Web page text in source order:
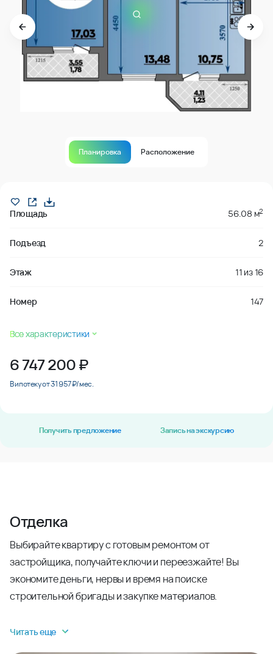
Планировка Расположение
Площадь 56.08 м2
Подъезд 2
Этаж 11 из16
Номер 147
Все характеристики
6 747 200₽
В ипотеку от 31 957 ₽/мес.
Получить предложение Запись на экскурсию
Отделка
Выбирайте квартиру с готовым ремонтом от
застройщика, получайте ключи и переезжайте! Вы
экономите деньги, нервы и время на поиске
строительной бригады и закупке материалов.
Читать еще